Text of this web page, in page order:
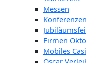
Messen
Konferenzen
Firmen
Mobiles
Oscar